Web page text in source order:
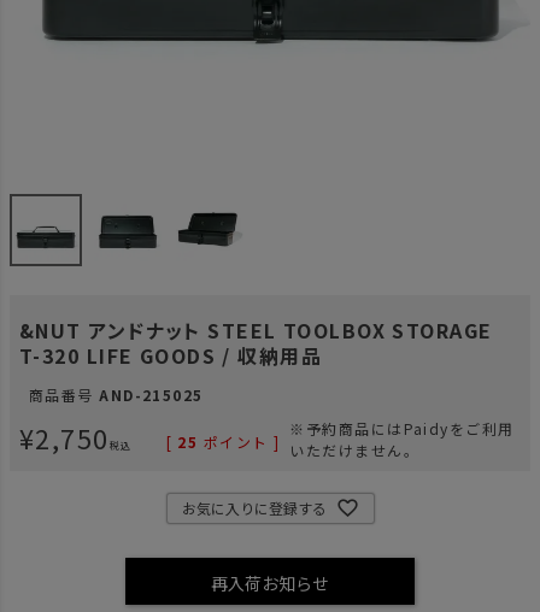
&NUT アンドナット STEEL TOOLBOX STORAGE
T-320 LIFE GOODS / 収納用品
商品番号 AND-215025
¥2,750 税込 [ 25 ポイント ]
※予約商品にはPaidyをご利用
いただけません。
お気に入りに登録する
再入荷お知らせ